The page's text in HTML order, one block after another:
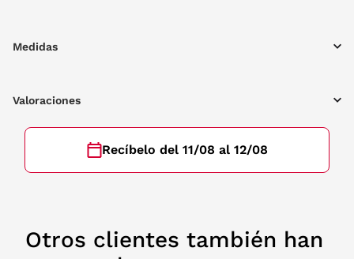
Medidas
Valoraciones
Recíbelo del 11/08 al 12/08
Otros clientes también han